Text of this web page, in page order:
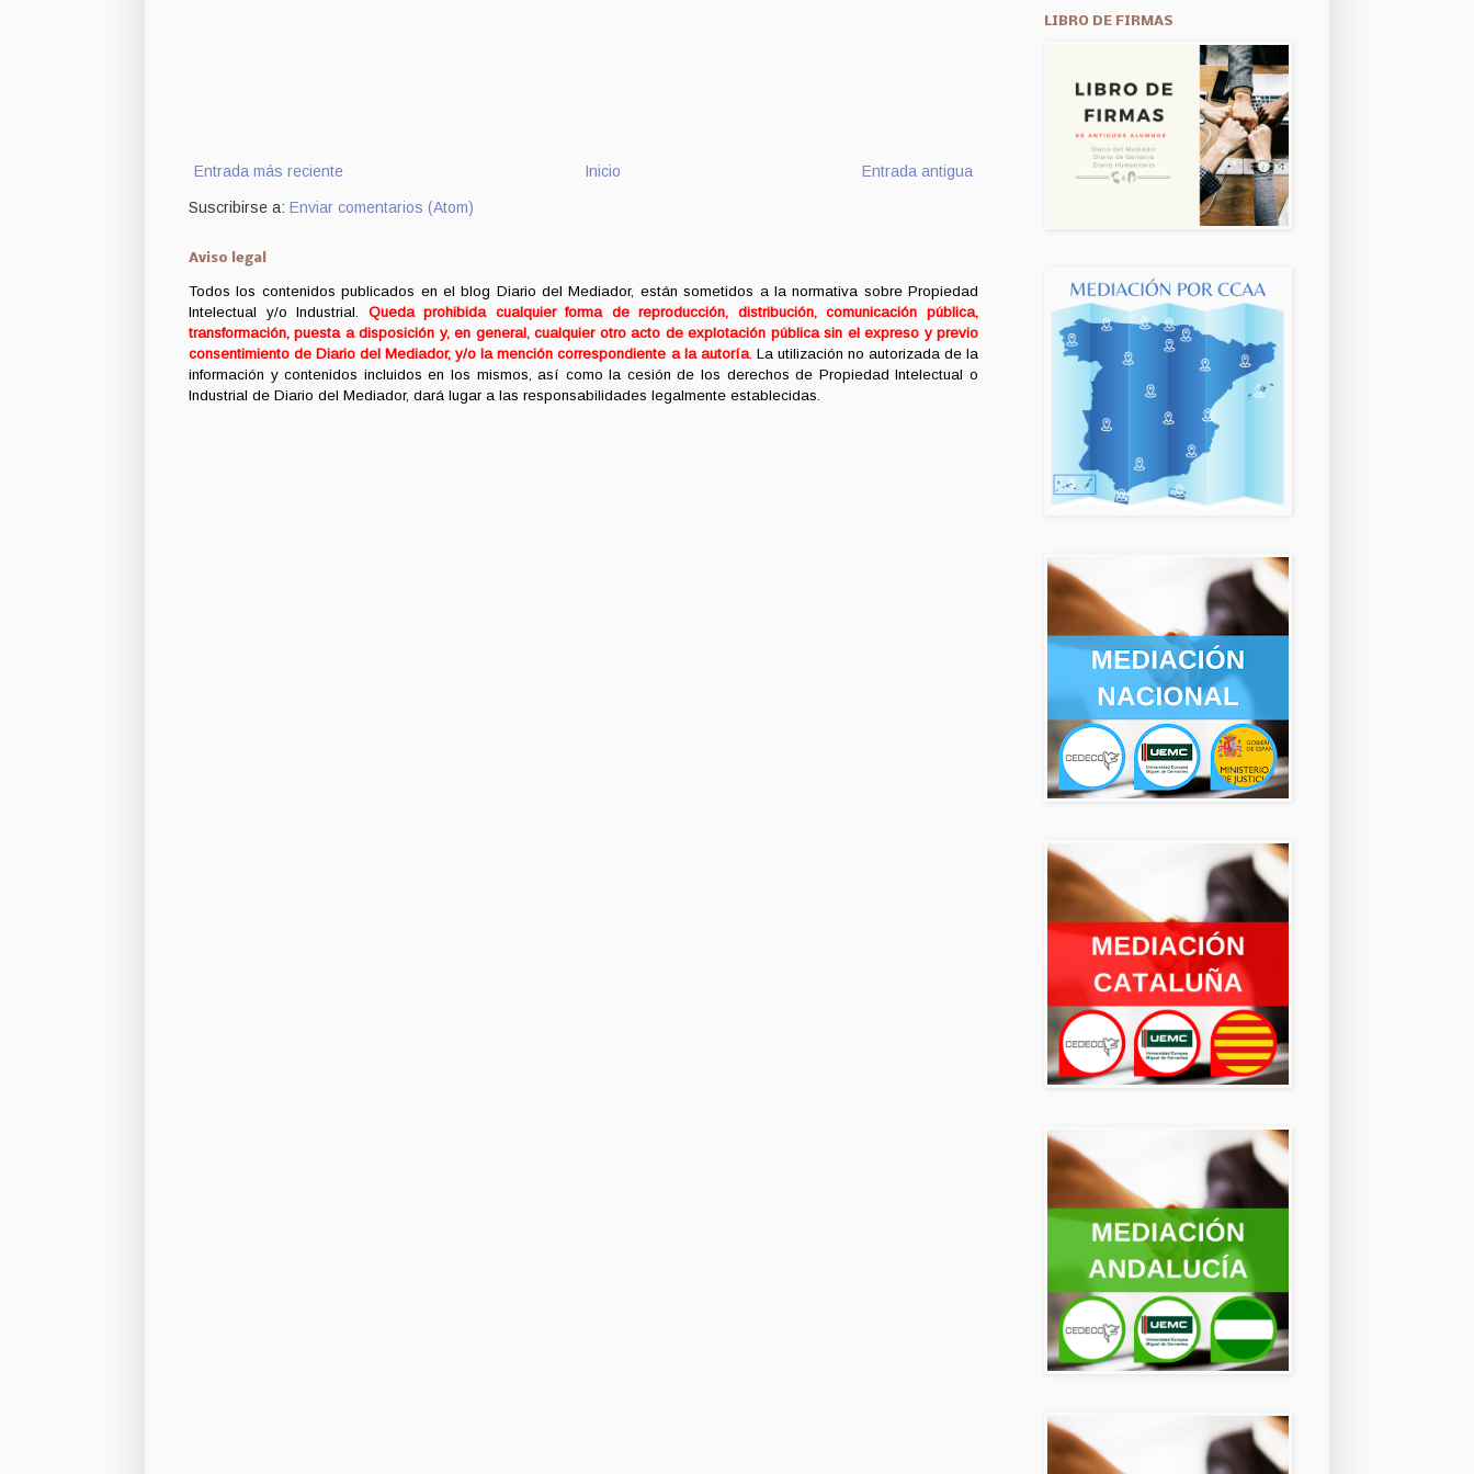
Entrada más reciente Entrada antigua
Inicio
Suscribirse a: Enviar comentarios (Atom)
Aviso legal
Todos los contenidos publicados en el blog Diario del Mediador, están sometidos a la normativa sobre Propiedad
Intelectual y/o Industrial. Queda prohibida cualquier forma de reproducción, distribución, comunicación pública,
transformación, puesta a disposición y, en general, cualquier otro acto de explotación pública sin el expreso y previo
consentimiento de Diario del Mediador, y/o la mención correspondiente a la autoría. La utilización no autorizada de la
información y contenidos incluidos en los mismos, así como la cesión de los derechos de Propiedad Intelectual o
Industrial de Diario del Mediador, dará lugar a las responsabilidades legalmente establecidas.
LIBRO DE FIRMAS